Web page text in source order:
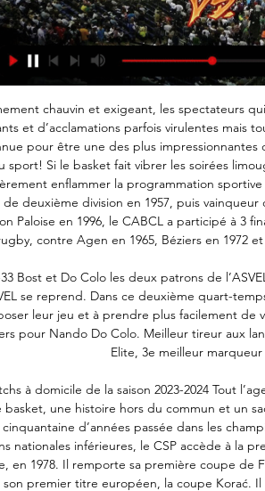
chauvin et exigeant, les spectateurs
et d’acclamations parfois virulentes mais
pour être une des plus impressionnantes
sport! Si le basket fait vibrer les soirées
enflammer la programmation
de deuxième division en 1957, puis
Paloise en 1996, le CABCL a participé à 3
contre Agen en 1965, Béziers en 1972
33 Bost et Do Colo les deux patrons de
se reprend. Dans ce deuxième quart-
leur jeu et à prendre plus facilement de
pour Nando Do Colo. Meilleur tireur aux
Elite, 3e meilleur marqueur
à domicile de la saison 2023-2024 Tout
une histoire hors du commun et un
d’années passée dans les
nationales inférieures, le CSP accède à la
en 1978. Il remporte sa première coupe de
son premier titre européen, la coupe Korać.